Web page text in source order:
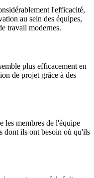
l'efficacité,
au sein des équipes,
travail modernes.
plus efficacement en
de projet grâce à des
les membres de l'équipe
dont ils ont besoin où qu'ils